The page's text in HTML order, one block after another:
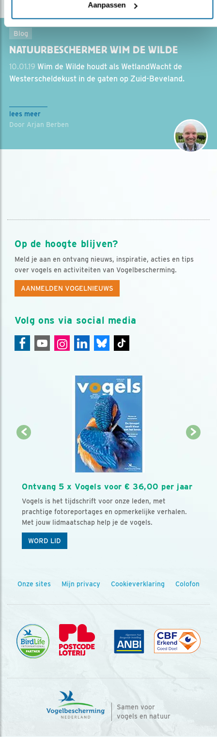
Aanpassen
Blog
NATUURBESCHERMER WIM DE WILDE
10.01.19 Wim de Wilde houdt als WetlandWacht de
Westerscheldekust in de gaten op Zuid-Beveland.
lees meer
Door Arjan Berben
Op de hoogte blijven?
Meld je aan en ontvang nieuws, inspiratie, acties en tips
over vogels en activiteiten van Vogelbescherming.
AANMELDEN VOGELNIEUWS
Volg ons via social media
Ontvang 5 x Vogels voor € 36,00 per jaar
Vogels is het tijdschrift voor onze leden, met
prachtige fotoreportages en opmerkelijke verhalen.
Met jouw lidmaatschap help je de vogels.
WORD LID
Onze sites Mijn privacy Cookieverklaring Colofon
Samen voor
vogels en natuur